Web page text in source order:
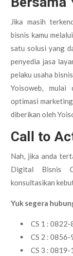
Jika masih
bisnis kamu
satu solusi yang
penyedia jasa
pelaku usaha
Yoisoweb, mulai
optimasi
diberikan oleh
Call to
Nah, jika anda
Digital Bisnis
konsultasikan
Yuk segera
CS 1 :
CS 2 :
CS 3 :